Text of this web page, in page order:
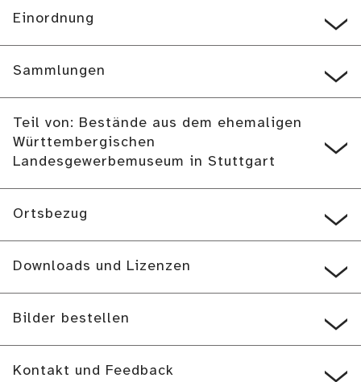
Einordnung
Sammlungen
Teil von: Bestände aus dem ehemaligen
Württembergischen
Landesgewerbemuseum in Stuttgart
Ortsbezug
Downloads und Lizenzen
Bilder bestellen
Kontakt und Feedback